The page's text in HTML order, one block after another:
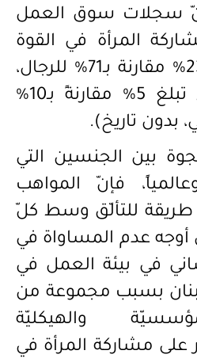
سجلات سوق العمل
المرأة في القوة
العاملة لا تتجاوز 23% مقارنة بـ71% للرجال،
وأنّ بطالة النساء تبلغ 5% مقارنةً بـ10%
بدون تاريخ).
بين الجنسين التي
فإنّ المواهب
طريقة للتألّق وسط كلّ
أوجه عدم المساواة في
في بيئة العمل في
بسبب مجموعة من
والهيكليّة
على مشاركة المرأة في